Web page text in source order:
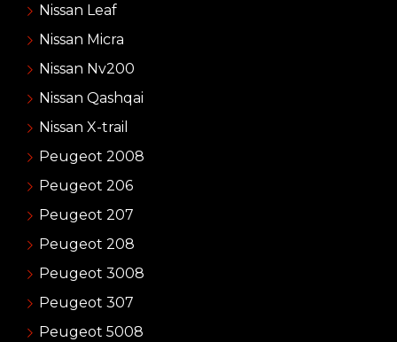
Nissan Leaf
Nissan Micra
Nissan Nv200
Nissan Qashqai
Nissan X-trail
Peugeot 2008
Peugeot 206
Peugeot 207
Peugeot 208
Peugeot 3008
Peugeot 307
Peugeot 5008